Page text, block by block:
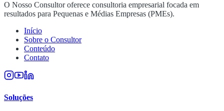
O Nosso Consultor oferece consultoria empresarial focada em
resultados para Pequenas e Médias Empresas (PMEs).
Início
Sobre o Consultor
Conteúdo
Contato
Soluções